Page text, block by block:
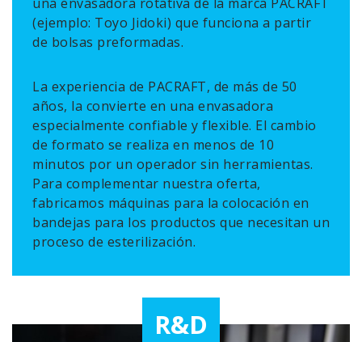
(ejemplo: Toyo Jidoki) que funciona a partir
de bolsas preformadas.
La experiencia de PACRAFT, de más de 50
años, la convierte en una envasadora
especialmente confiable y flexible. El cambio
de formato se realiza en menos de 10
minutos por un operador sin herramientas.
Para complementar nuestra oferta,
fabricamos máquinas para la colocación en
bandejas para los productos que necesitan un
proceso de esterilización.
R&D